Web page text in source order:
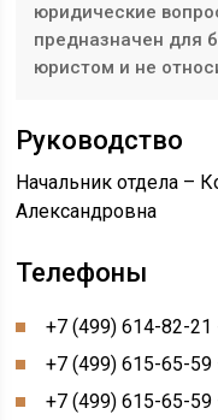
юридические
предназначен для
юристом и не
Руководство
Начальник отдела –
Александровна
Телефоны
+7 (499) 614-82-21
+7 (499) 615-65-59
+7 (499) 615-65-